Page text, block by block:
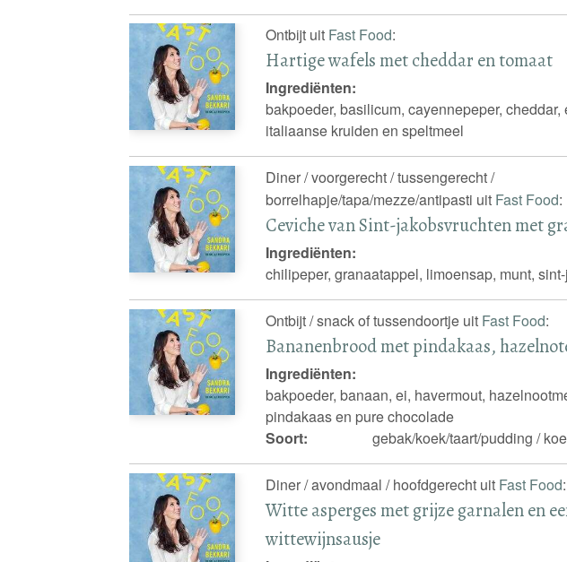
Ontbijt uit Fast Food:
Hartige wafels met cheddar en tomaat
Ingrediënten:
bakpoeder, basilicum, cayennepeper, cheddar,
italiaanse kruiden en speltmeel
Diner / voorgerecht / tussengerecht /
borrelhapje/tapa/mezze/antipasti uit Fast Food:
Ceviche van Sint-jakobsvruchten met
Ingrediënten:
chilipeper, granaatappel, limoensap, munt,
Ontbijt / snack of tussendoortje uit Fast Food:
Bananenbrood met pindakaas,
Ingrediënten:
bakpoeder, banaan, ei, havermout,
pindakaas en pure chocolade
Soort:
gebak/koek/taart/pudding /
Diner / avondmaal / hoofdgerecht uit Fast Food:
Witte asperges met grijze garnalen en
wittewijnsausje